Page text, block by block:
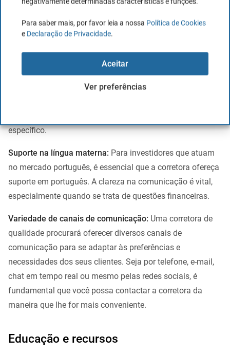
Para saber mais, por favor leia a nossa Política de Cookies
e Declaração de Privacidade.
Aceitar
Ver preferências
e atencioso é vital. Aqui estão algumas considerações ao
avaliar o suporte oferecido por uma corretora:
serviço de atendimento ao cliente está disponível durante
os horários de mercado. Afinal, é nesses momentos que
você mais pode necessitar de assistência, seja para
específico.
Suporte na língua materna: Para investidores que atuam
no mercado português, é essencial que a corretora ofereça
suporte em português. A clareza na comunicação é vital,
especialmente quando se trata de questões financeiras.
Variedade de canais de comunicação: Uma corretora de
qualidade procurará oferecer diversos canais de
comunicação para se adaptar às preferências e
necessidades dos seus clientes. Seja por telefone, e-mail,
chat em tempo real ou mesmo pelas redes sociais, é
fundamental que você possa contactar a corretora da
maneira que lhe for mais conveniente.
Educação e recursos